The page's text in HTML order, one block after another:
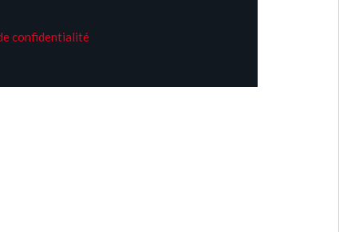
confidentialité